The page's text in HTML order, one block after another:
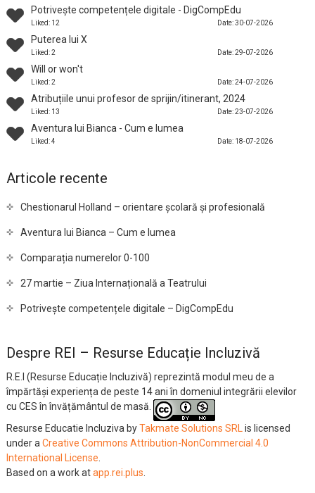
Potrivește competențele digitale - DigCompEdu
Liked: 12 Date: 30-07-2026
Puterea lui X
Liked: 2 Date: 29-07-2026
Will or won't
Liked: 2 Date: 24-07-2026
Atribuțiile unui profesor de sprijin/itinerant, 2024
Liked: 13 Date: 23-07-2026
Aventura lui Bianca - Cum e lumea
Liked: 4 Date: 18-07-2026
Articole recente
Chestionarul Holland – orientare școlară și profesională
Aventura lui Bianca – Cum e lumea
Comparația numerelor 0-100
27 martie – Ziua Internațională a Teatrului
Potrivește competențele digitale – DigCompEdu
Despre REI – Resurse Educație Incluzivă
R.E.I (Resurse Educație Incluzivă) reprezintă modul meu de a
împărtăși experiența de peste 14 ani în domeniul integrării elevilor
cu CES în învățământul de masă.
Resurse Educatie Incluziva byTakmate Solutions SRL is licensed
under a Creative Commons Attribution-NonCommercial 4.0
International License
Based on a work atapp.rei.plus